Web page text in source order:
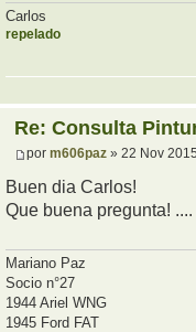
Carlos
repelado
Re: Consulta
por m606paz » 22 Nov
Buen dia Carlos!
Que buena pregunta!
Mariano Paz
Socio n°27
1944 Ariel WNG
1945 Ford FAT